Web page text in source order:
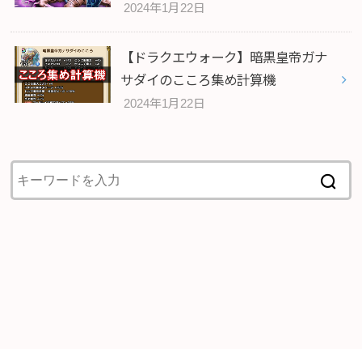
2024年1月22日
【ドラクエウォーク】暗黒皇帝ガナ
サダイのこころ集め計算機
2024年1月22日